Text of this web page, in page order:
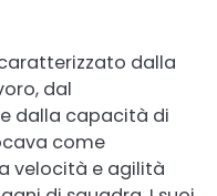
dalla
dal
dalla capacità di
come
velocità e agilità